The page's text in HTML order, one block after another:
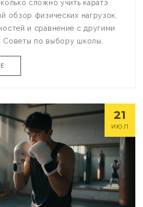
сложно учить каратэ
обзор физических нагрузок,
и сравнение с другими
Советы по выбору школы.
21
ИЮЛ